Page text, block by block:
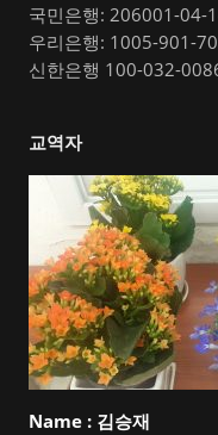
국민은행: 206001-04-
우리은행: 1005-901-
신한은행 100-032-
교역자
Name : 김승재